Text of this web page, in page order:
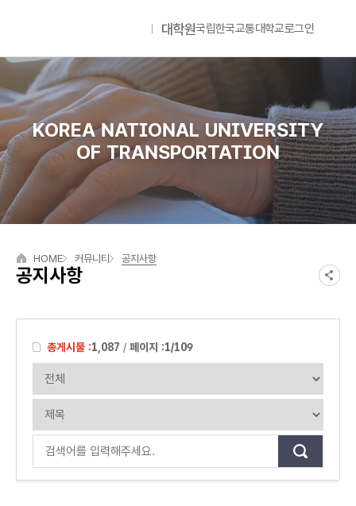
대학원국립한국교통대학교로그인
KOREA NATIONAL UNIVERSITY
OF TRANSPORTATION
공지사항
HOME 커뮤니티 공지사항
총게시물 :1,087 / 페이지 :1/109